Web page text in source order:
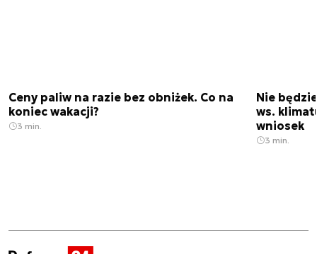
Ceny paliw na razie bez obniżek. Co na
koniec wakacji?
3 min.
Nie
ws.
wniosek
3 min.